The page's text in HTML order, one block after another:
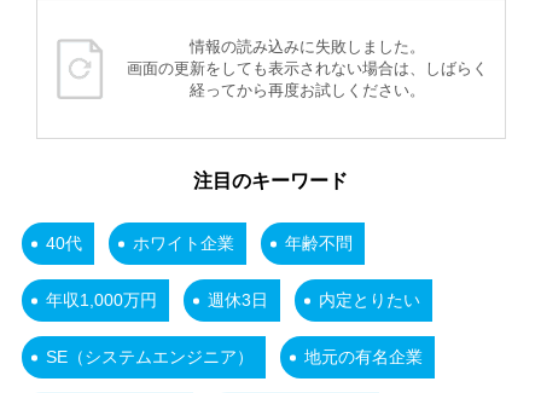
情報の読み込みに失敗しました。
画面の更新をしても表示されない場合は、しばらく
経ってから再度お試しください。
注目のキーワード
40代 ホワイト企業 年齢不問
年収1,000万円 週休3日 内定とりたい
SE（システムエンジニア） 地元の有名企業